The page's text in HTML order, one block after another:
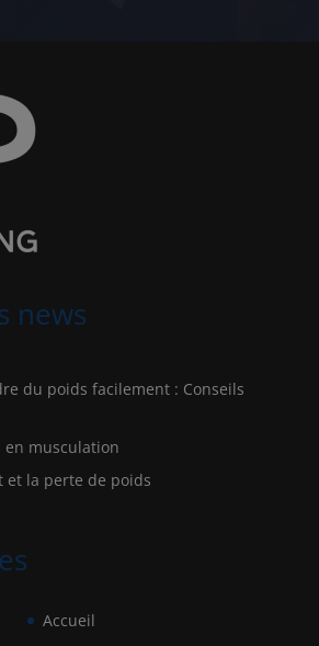
news
du poids facilement : Conseils
en musculation
et la perte de poids
Accueil